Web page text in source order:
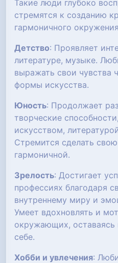
Такие люди глубоко
стремятся к созданию
гармоничного
Детство: Проявляет
литературе, музыке.
выражать свои чувства
формы искусства.
Юность: Продолжает
творческие
искусством,
Стремится сделать
гармоничной.
Зрелость: Достигает
профессиях благодаря
внутреннему миру и
Умеет вдохновлять и
окружающих,
себе.
Хобби и увлечения: